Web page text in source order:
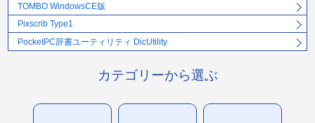
TOMBO WindowsCE版
Pixscrib Type1
PocketPC辞書ユーティリティ DicUtility
カテゴリーから選ぶ